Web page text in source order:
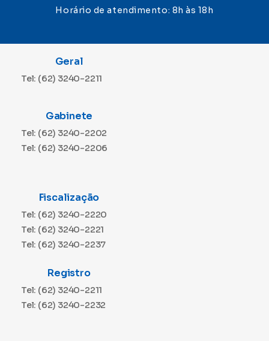
Horário de atendimento: 8h às 18h
Geral
Tel: (62) 3240-2211
Gabinete
Tel: (62) 3240-2202
Tel: (62) 3240-2206
Fiscalização
Tel: (62) 3240-2220
Tel: (62) 3240-2221
Tel: (62) 3240-2237
Registro
Tel: (62) 3240-2211
Tel: (62) 3240-2232